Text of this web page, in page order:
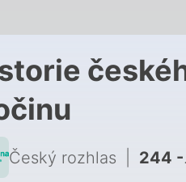
Český rozhlas 244 - Kdo potrestá vraha? Nevyřešená vražda ze 70. let odhaluje Františka Mrázka i tragédii rodiny Velíšků